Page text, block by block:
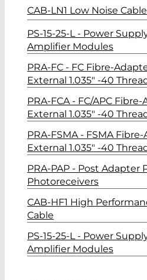
CAB-LN1 Low Noise Cable
PS-15-25-L - Power
Amplifier Modules
PRA-FC - FC Fibre-
External 1.035" -40
PRA-FCA - FC/APC
External 1.035" -40
PRA-FSMA - FSMA
External 1.035" -40
PRA-PAP - Post Adapter
Photoreceivers
CAB-HF1 High
Cable
PS-15-25-L - Power
Amplifier Modules